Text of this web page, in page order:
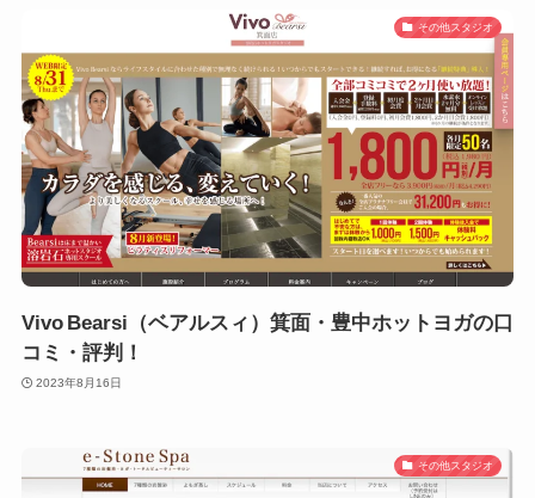
その他スタジオ
Vivo Bearsi（ベアルスィ）箕面・豊中ホットヨガの口
コミ・評判！
2023年8月16日
その他スタジオ